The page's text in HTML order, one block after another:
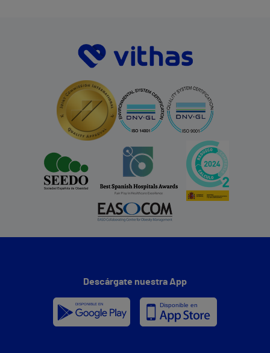
Descárgate nuestra App